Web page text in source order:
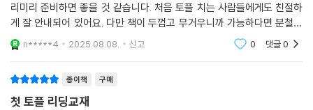
리미리 준비하면 좋을 것 같습니다. 처음 토플 치는 사람들에게도 친절하
게 잘 안내되어 있어요. 다만 책이 두껍고 무거우니까 가능하다면 분철하
는 것을 권장합니다....
n*****4 2025.08.08. 신고 0 댓글0
종이책 구매
첫 토플 리딩교재